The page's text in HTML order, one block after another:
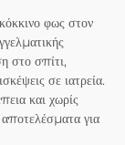
φως στον
στο σπίτι,
σε ιατρεία.
και χωρίς
για